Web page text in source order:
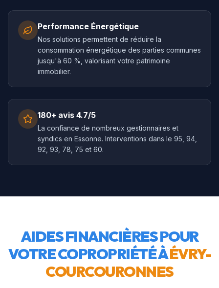
Performance Énergétique
Nos solutions permettent de réduire la
consommation énergétique des parties communes
jusqu'à 60 %, valorisant votre patrimoine
immobilier.
180+ avis 4.7/5
La confiance de nombreux gestionnaires et
syndics en Essonne. Interventions dans le 95, 94,
92, 93, 78, 75 et 60.
AIDES FINANCIÈRES POUR
VOTRE COPROPRIÉTÉ ÀÉVRY-
COURCOURONNES